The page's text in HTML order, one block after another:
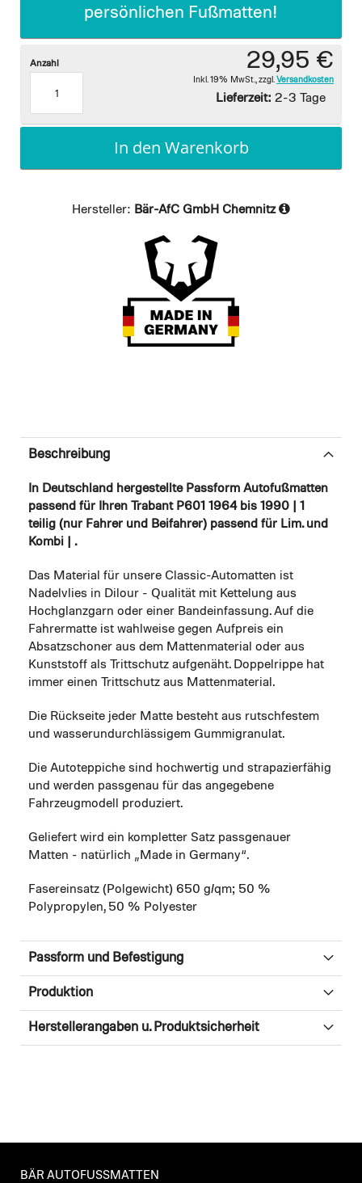
persönlichen Fußmatten!
29,95 €
Inkl. 19% MwSt. zzgl. Versandkosten
Lieferzeit: 2-3 Tage
Anzahl
In den Warenkorb
Hersteller: Bär-AfC GmbH Chemnitz
Beschreibung
In Deutschland hergestellte Passform Autofußmatten
passend für Ihren Trabant P601 1964 bis 1990 | 1
teilig (nur Fahrer und Beifahrer) passend für Lim. und
Kombi | .
Das Material für unsere Classic-Automatten ist
Nadelvlies in Dilour - Qualität mit Kettelung aus
Hochglanzgarn oder einer Bandeinfassung. Auf die
Fahrermatte ist wahlweise gegen Aufpreis ein
Absatzschoner aus dem Mattenmaterial oder aus
Kunststoff als Trittschutz aufgenäht. Doppelrippe hat
immer einen Trittschutz aus Mattenmaterial.
Die Rückseite jeder Matte besteht aus rutschfestem
und wasserundurchlässigem Gummigranulat.
Die Autoteppiche sind hochwertig und strapazierfähig
und werden passgenau für das angegebene
Fahrzeugmodell produziert.
Geliefert wird ein kompletter Satz passgenauer
Matten - natürlich „Made in Germany“.
Fasereinsatz (Polgewicht) 650 g/qm; 50 %
Polypropylen, 50 % Polyester
Passform und Befestigung
Produktion
Herstellerangaben u. Produktsicherheit
BÄR AUTOFUSSMATTEN